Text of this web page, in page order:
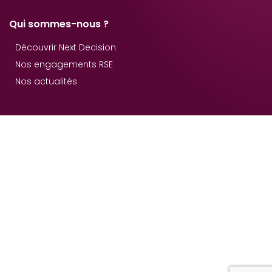
Qui sommes-nous ?
Découvrir Next Decision
Nos engagements RSE
Nos actualités